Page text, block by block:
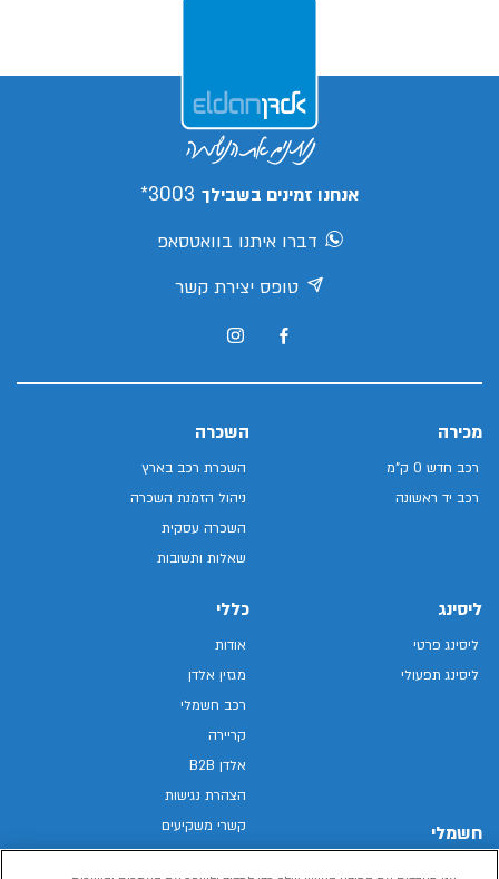
אנחנו זמינים בשבילך 3003*
דברו איתנו בוואטסאפ
טופס יצירת קשר
מכירה
רכב חדש 0 ק"מ
רכב יד ראשונה
השכרה
השכרת רכב בארץ
ניהול הזמנת השכרה
השכרה עסקית
שאלות ותשובות
ליסינג
ליסינג פרטי
ליסינג תפעולי
חשמלי
כללי
אודות
מגזין אלדן
רכב חשמלי
קריירה
אלדן B2B
הצהרת נגישות
קשרי משקיעים
מפת האתר